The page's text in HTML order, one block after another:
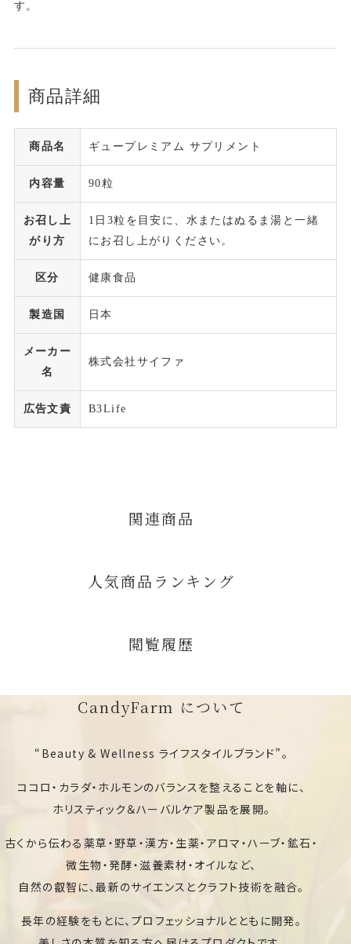
す。
商品詳細
商品名 ギュープレミアム サプリメント
内容量 90粒
お召し上
がり方
1日3粒を目安に、水またはぬるま湯と一緒
にお召し上がりください。
区分 健康食品
製造国 日本
メーカー
名
株式会社サイファ
広告文責 B3Life
関連商品
人気商品ランキング
閲覧履歴
CandyFarm について
“Beauty & Wellness ライフスタイルブランド”。
ココロ・カラダ・ホルモンのバランスを整えることを軸に、
ホリスティック＆ハーバルケア製品を展開。
古くから伝わる薬草・野草・漢方・生薬・アロマ・ハーブ・鉱石・
微生物・発酵・滋養素材・オイルなど、
自然の叡智に、最新のサイエンスとクラフト技術を融合。
長年の経験をもとに、プロフェッショナルとともに開発。